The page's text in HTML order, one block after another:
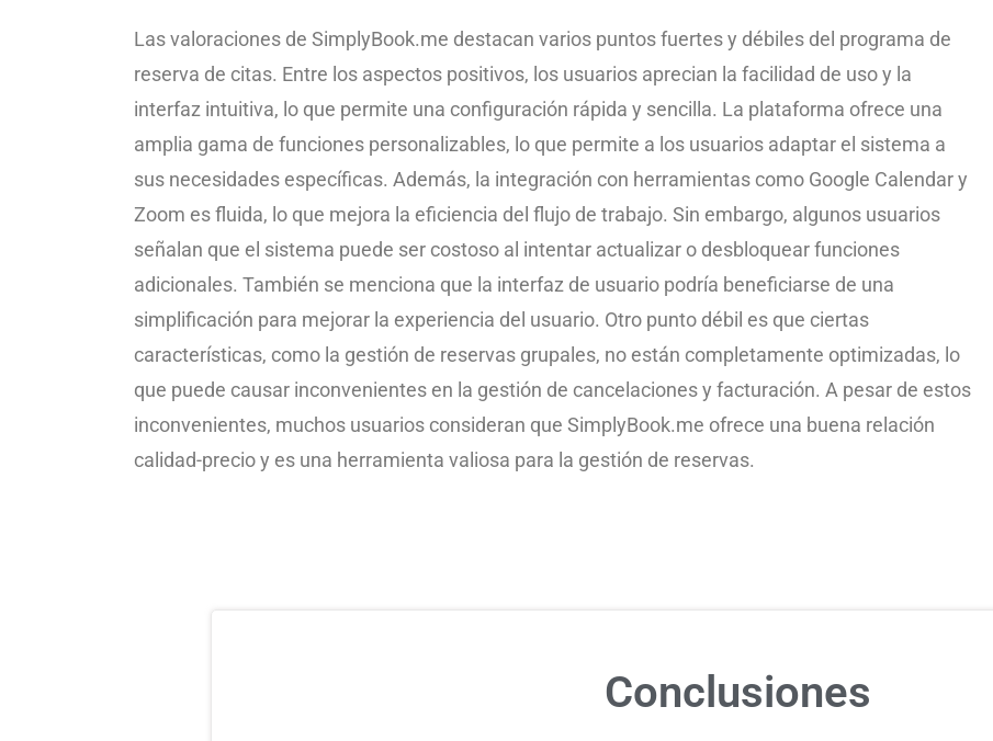
Las valoraciones de SimplyBook.me destacan varios puntos fuertes y débiles del programa de
reserva de citas. Entre los aspectos positivos, los usuarios aprecian la facilidad de uso y la
interfaz intuitiva, lo que permite una configuración rápida y sencilla. La plataforma ofrece una
amplia gama de funciones personalizables, lo que permite a los usuarios adaptar el sistema a
sus necesidades específicas. Además, la integración con herramientas como Google Calendar y
Zoom es fluida, lo que mejora la eficiencia del flujo de trabajo. Sin embargo, algunos usuarios
señalan que el sistema puede ser costoso al intentar actualizar o desbloquear funciones
adicionales. También se menciona que la interfaz de usuario podría beneficiarse de una
simplificación para mejorar la experiencia del usuario. Otro punto débil es que ciertas
características, como la gestión de reservas grupales, no están completamente optimizadas, lo
que puede causar inconvenientes en la gestión de cancelaciones y facturación. A pesar de estos
inconvenientes, muchos usuarios consideran que SimplyBook.me ofrece una buena relación
calidad-precio y es una herramienta valiosa para la gestión de reservas.
Conclusiones